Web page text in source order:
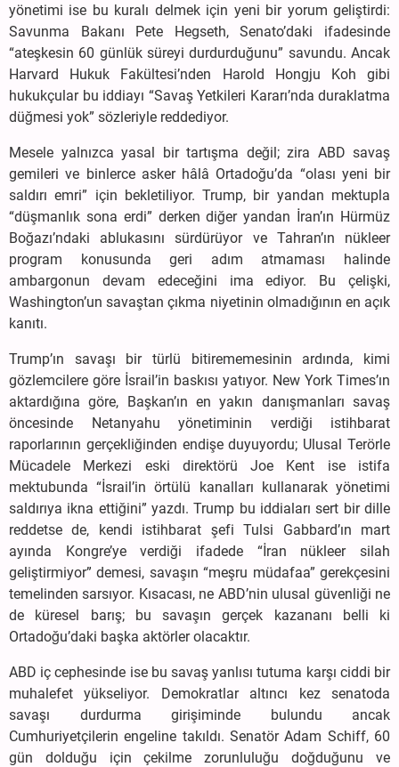
yönetimi ise bu kuralı delmek için yeni bir yorum geliştirdi:
Savunma Bakanı Pete Hegseth, Senato’daki ifadesinde
“ateşkesin 60 günlük süreyi durdurduğunu” savundu. Ancak
Harvard Hukuk Fakültesi’nden Harold Hongju Koh gibi
hukukçular bu iddiayı “Savaş Yetkileri Kararı’nda duraklatma
düğmesi yok” sözleriyle reddediyor.
Mesele yalnızca yasal bir tartışma değil; zira ABD savaş
gemileri ve binlerce asker hâlâ Ortadoğu’da “olası yeni bir
saldırı emri” için bekletiliyor. Trump, bir yandan mektupla
“düşmanlık sona erdi” derken diğer yandan İran’ın Hürmüz
Boğazı’ndaki ablukasını sürdürüyor ve Tahran’ın nükleer
program konusunda geri adım atmaması halinde
ambargonun devam edeceğini ima ediyor. Bu çelişki,
Washington’un savaştan çıkma niyetinin olmadığının en açık
kanıtı.
Trump’ın savaşı bir türlü bitirememesinin ardında, kimi
gözlemcilere göre İsrail’in baskısı yatıyor. New York Times’ın
aktardığına göre, Başkan’ın en yakın danışmanları savaş
öncesinde Netanyahu yönetiminin verdiği istihbarat
raporlarının gerçekliğinden endişe duyuyordu; Ulusal Terörle
Mücadele Merkezi eski direktörü Joe Kent ise istifa
mektubunda “İsrail’in örtülü kanalları kullanarak yönetimi
saldırıya ikna ettiğini” yazdı. Trump bu iddiaları sert bir dille
reddetse de, kendi istihbarat şefi Tulsi Gabbard’ın mart
ayında Kongre’ye verdiği ifadede “İran nükleer silah
geliştirmiyor” demesi, savaşın “meşru müdafaa” gerekçesini
temelinden sarsıyor. Kısacası, ne ABD’nin ulusal güvenliği ne
de küresel barış; bu savaşın gerçek kazananı belli ki
Ortadoğu’daki başka aktörler olacaktır.
ABD iç cephesinde ise bu savaş yanlısı tutuma karşı ciddi bir
muhalefet yükseliyor. Demokratlar altıncı kez senatoda
savaşı durdurma girişiminde bulundu ancak
Cumhuriyetçilerin engeline takıldı. Senatör Adam Schiff, 60
gün dolduğu için çekilme zorunluluğu doğduğunu ve